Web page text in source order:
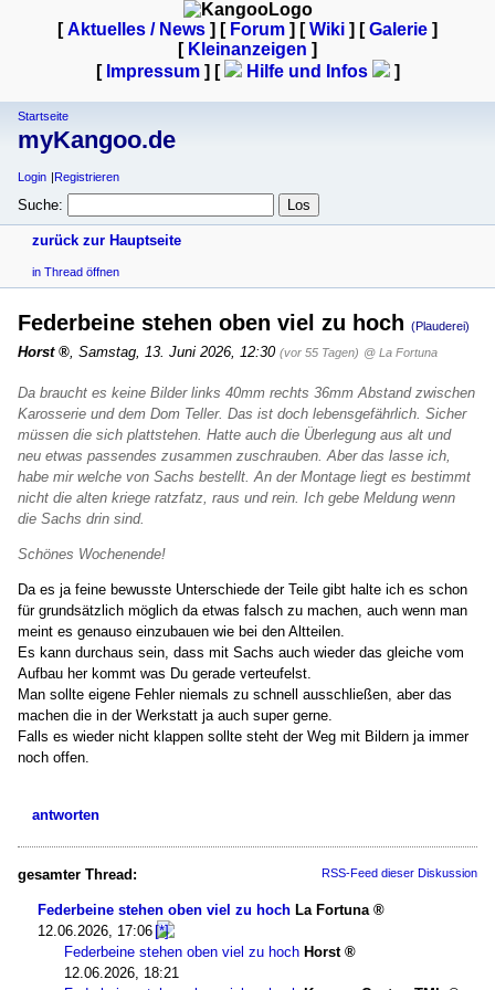
[Aktuelles / News ] [ Forum ] [Wiki ] [Galerie ]
[ Kleinanzeigen ]
[ Impressum] [ Hilfe und Infos ]
Startseite
myKangoo.de
Login Registrieren
Suche:
zurück zur Hauptseite
in Thread öffnen
Federbeine stehen oben viel zu hoch (Plauderei)
Horst Samstag, 13. Juni 2026, 12:30 (vor 55 Tagen) @ La Fortuna
Da braucht es keine Bilder links 40mm rechts 36mm Abstand zwischen
Karosserie und dem Dom Teller. Das ist doch lebensgefährlich. Sicher
müssen die sich plattstehen. Hatte auch die Überlegung aus alt und
neu etwas passendes zusammen zuschrauben. Aber das lasse ich,
habe mir welche von Sachs bestellt. An der Montage liegt es bestimmt
nicht die alten kriege ratzfatz, raus und rein. Ich gebe Meldung wenn
die Sachs drin sind.
Schönes Wochenende!
Da es ja feine bewusste Unterschiede der Teile gibt halte ich es schon
für grundsätzlich möglich da etwas falsch zu machen, auch wenn man
meint es genauso einzubauen wie bei den Altteilen.
Es kann durchaus sein, dass mit Sachs auch wieder das gleiche vom
Aufbau her kommt was Du gerade verteufelst.
Man sollte eigene Fehler niemals zu schnell ausschließen, aber das
machen die in der Werkstatt ja auch super gerne.
Falls es wieder nicht klappen sollte steht der Weg mit Bildern ja immer
noch offen.
antworten
gesamter Thread: RSS-Feed dieser Diskussion
Federbeine stehen oben viel zu hoch La Fortuna
12.06.2026, 17:06
Federbeine stehen oben viel zu hoch Horst
12.06.2026, 18:21